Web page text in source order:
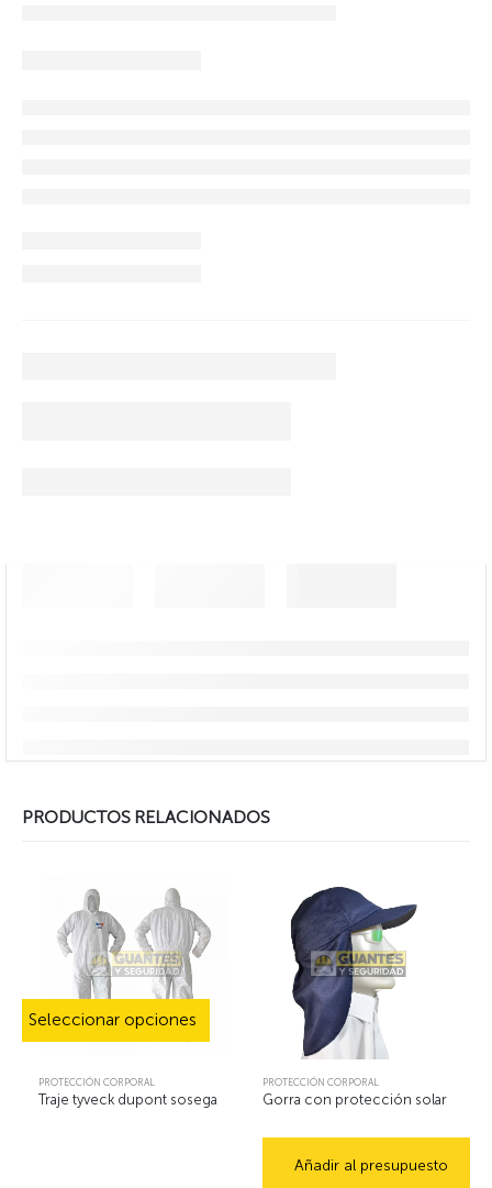
PRODUCTOS RELACIONADOS
Seleccionar opciones
Este producto tiene múltiples variantes. Las opciones se pueden elegir en la página de producto
PROTECCIÓN CORPORAL
Traje tyveck dupont sosega
PROTECCIÓN CORPORAL
Gorra con protección solar
Añadir al presupuesto